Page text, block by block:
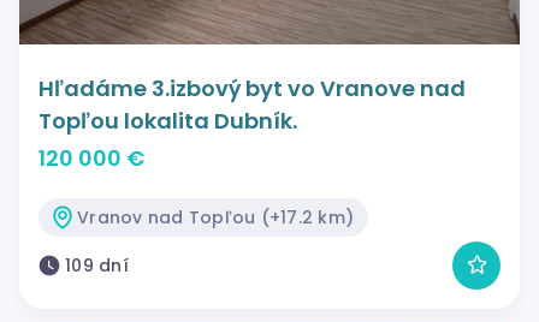
Hľadáme 3.izbový byt vo Vranove nad
Topľou lokalita Dubník.
120 000 €
Vranov nad Topľou (+17.2 km)
109 dní